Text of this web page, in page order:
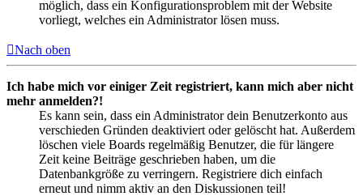
möglich, dass ein Konfigurationsproblem mit der Website
vorliegt, welches ein Administrator lösen muss.
Nach oben
Ich habe mich vor einiger Zeit registriert, kann mich aber nicht
mehr anmelden?!
Es kann sein, dass ein Administrator dein Benutzerkonto aus
verschieden Gründen deaktiviert oder gelöscht hat. Außerdem
löschen viele Boards regelmäßig Benutzer, die für längere
Zeit keine Beiträge geschrieben haben, um die
Datenbankgröße zu verringern. Registriere dich einfach
erneut und nimm aktiv an den Diskussionen teil!